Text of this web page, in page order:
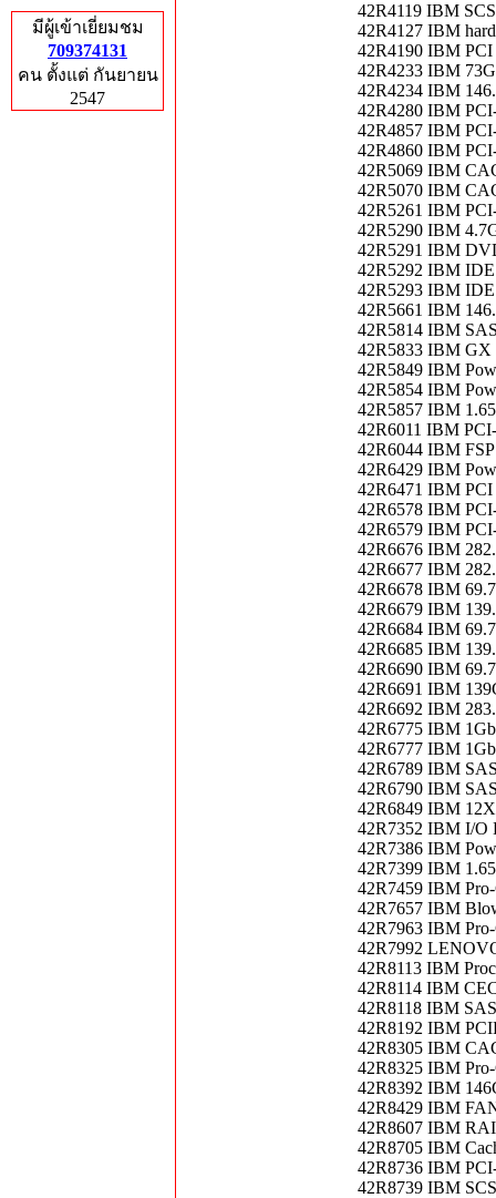
มีผู้เข้าเยี่ยมชม
709374131
คน ตั้งแต่ กันยายน
2547
42R4119 IBM
42R4127 IBM
42R4190 IBM PCI
42R4233 IBM
42R4234 IBM
42R4280 IBM
42R4857 IBM
42R4860 IBM
42R5069 IBM
42R5070 IBM
42R5261 IBM
42R5290 IBM
42R5291 IBM
42R5292 IBM
42R5293 IBM
42R5661 IBM
42R5814 IBM
42R5833 IBM
42R5849 IBM
42R5854 IBM
42R5857 IBM
42R6011 IBM
42R6044 IBM
42R6429 IBM
42R6471 IBM
42R6578 IBM
42R6579 IBM
42R6676 IBM
42R6677 IBM
42R6678 IBM
42R6679 IBM
42R6684 IBM
42R6685 IBM
42R6690 IBM
42R6691 IBM
42R6692 IBM
42R6775 IBM
42R6777 IBM
42R6789 IBM
42R6790 IBM
42R6849 IBM
42R7352 IBM I/O
42R7386 IBM
42R7399 IBM
42R7459 IBM
42R7657 IBM
42R7963 IBM
42R7992
42R8113 IBM
42R8114 IBM
42R8118 IBM
42R8192 IBM
42R8305 IBM
42R8325 IBM
42R8392 IBM
42R8429 IBM
42R8607 IBM
42R8705 IBM
42R8736 IBM
42R8739 IBM